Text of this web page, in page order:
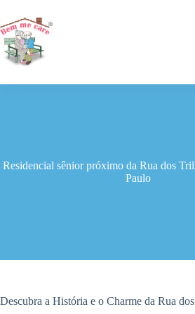
para
o
conteúdo
Residencial sênior próximo da Rua dos
Paulo
Descubra a História e o Charme da Rua